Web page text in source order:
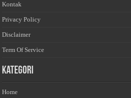
Kontak
Privacy Policy
Disclaimer
Term Of Service
Kategori
Home